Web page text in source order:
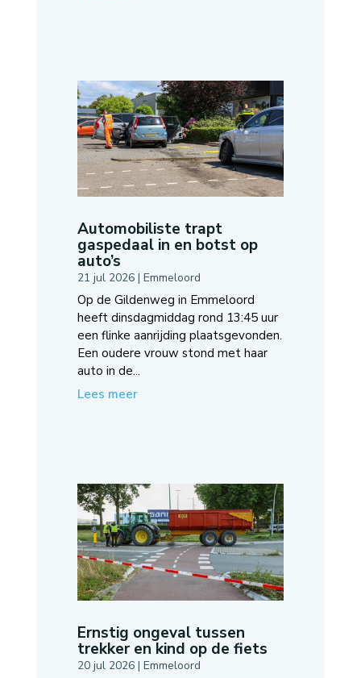
Automobiliste trapt
gaspedaal in en botst op
auto’s
21 jul 2026| Emmeloord
Op de Gildenweg in Emmeloord
heeft dinsdagmiddag rond 13:45 uur
een flinke aanrijding plaatsgevonden.
Een oudere vrouw stond met haar
auto in de...
Lees meer
Ernstig ongeval tussen
trekker en kind op de fiets
20 jul 2026| Emmeloord